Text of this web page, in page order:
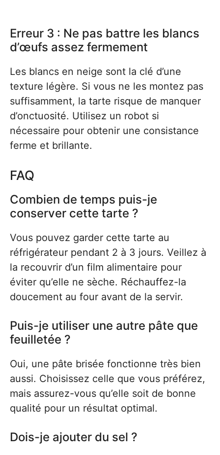
Erreur 3 : Ne pas battre les blancs
d’œufs assez fermement
Les blancs en neige sont la clé d’une
texture légère. Si vous ne les montez pas
suffisamment, la tarte risque de manquer
d’onctuosité. Utilisez un robot si
nécessaire pour obtenir une consistance
ferme et brillante.
FAQ
Combien de temps puis-je
conserver cette tarte ?
Vous pouvez garder cette tarte au
réfrigérateur pendant 2 à 3 jours. Veillez à
la recouvrir d’un film alimentaire pour
éviter qu’elle ne sèche. Réchauffez-la
doucement au four avant de la servir.
Puis-je utiliser une autre pâte que
feuilletée ?
Oui, une pâte brisée fonctionne très bien
aussi. Choisissez celle que vous préférez,
mais assurez-vous qu’elle soit de bonne
qualité pour un résultat optimal.
Dois-je ajouter du sel ?